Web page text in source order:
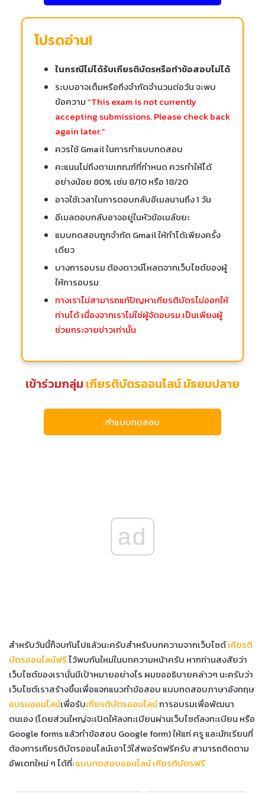
โปรดอ่าน!
ในกรณีไม่ได้รับเกียรติบัตรหรือทำข้อสอบไม่ได้
ระบบอาจเต็มหรือถึงจำกัดจำนวนต่อวัน จะพบ
ข้อความ“This exam is not currently
accepting submissions. Please check back
again later.”
ควรใช้ Gmail ในการทำแบบทดสอบ
คะแนนไม่ถึงตามเกณฑ์ที่กำหนด ควรทำให้ได้
อย่างน้อย 80% เช่น 8/10 หรือ 18/20
อาจใช้เวลาในการตอบกลับอีเมลนานถึง 1 วัน
อีเมลตอบกลับอาจอยู่ในหัวข้อเมล์ขยะ
แบบทดสอบถูกจำกัด Gmail ให้ทำได้เพียงครั้ง
เดียว
บางการอบรม ต้องดาวน์โหลดจากเว็บไซต์ของผู้
ให้การอบรม
ทางเราไม่สามารถแก้ปัญหาเกียรติบัตรไม่ออกให้
ท่านได้ เนื่องจากเราไม่ใช่ผู้จัดอบรม เป็นเพียงผู้
ช่วยกระจายข่าวเท่านั้น
เข้าร่วมกลุ่มเกียรติบัตรออนไลน์ มัธยมปลาย
ทำแบบทดสอบ
ad
สำหรับวันนี้ก็จบกันไปแล้วนะครับสำหรับบทความจากเว็บไซต์เกียรติ
บัตรออนไลน์ฟรีไว้พบกันใหม่ในบทความหน้าครับ หากท่านสงสัยว่า
เว็บไซต์ของเรานั่นมีเป้าหมายอย่างไร ผมขออธิบายคล่าวๆ นะครับว่า
เว็บไซต์เราสร้างขึ้นเพื่อแจกแนวทำข้อสอบ แบบทดสอบภาษาอังกฤษ
อบรมออนไลน์เพื่อรับเกียรติบัตรออนไลน์การอบรมเพื่อพัฒนา
ตนเอง (โดยส่วนใหญ่จะเปิดให้ลงทะเบียนผ่านเว็บไซต์ลงทะเบียน หรือ
Google forms แล้วทำข้อสอบ Google form) ให้แก่ ครู และนักเรียนที่
ต้องการเกียรติบัตรออนไลน์เอาไว้ใส่พอร์ตฟรีครับ สามารถติดตาม
อัพเดทใหม่ ๆ ได้ที่:แบบทดสอบออนไลน์ เกียรติบัตรฟรี